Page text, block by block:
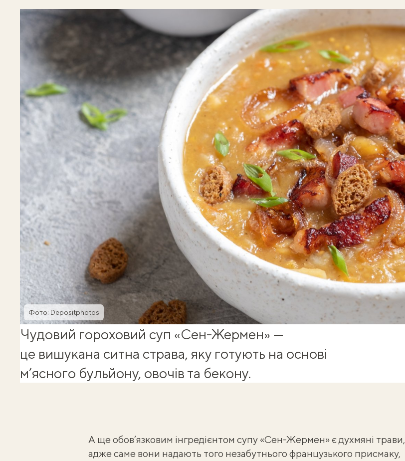
Фото: Depositphotos
Чудовий гороховий суп «Сен-Жермен» —
це вишукана ситна страва, яку готують на основі
м’ясного бульйону, овочів та бекону.
А ще обов’язковим інгредієнтом супу «Сен-Жермен» є духмяні трави,
адже саме вони надають того незабутнього французького присмаку,